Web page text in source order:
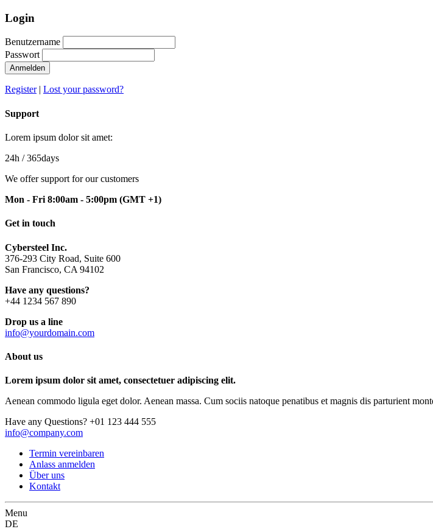
Login
Benutzername
Passwort
Anmelden
Register| Lost your password?
Support
Lorem ipsum dolor sit amet:
24h / 365days
We offer support for our customers
Mon - Fri 8:00am - 5:00pm (GMT +1)
Get in touch
Cybersteel Inc.
376-293 City Road, Suite 600
San Francisco, CA 94102
Have any questions?
+44 1234 567 890
Drop us a line
info@yourdomain.com
About us
Lorem ipsum dolor sit amet, consectetuer adipiscing elit.
Aenean commodo ligula eget dolor. Aenean massa. Cum sociis natoque penatibus et magnis dis parturient
Have any Questions? +01 123 444 555
info@company.com
Termin vereinbaren
Anlass anmelden
Über uns
Kontakt
Menu
DE